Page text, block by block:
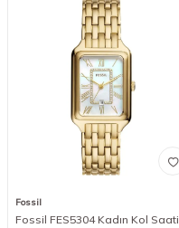
Fossil
Fossil FES5304 Kadın Kol Saati